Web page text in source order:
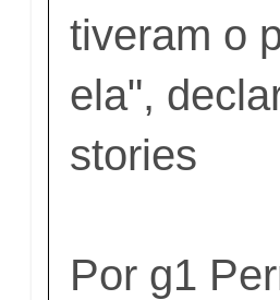
tiveram o
ela",
stories
Por g1